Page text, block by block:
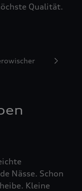
Qualität.
Nässe. Schon
Kleine